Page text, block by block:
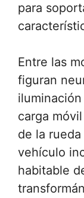
para
Entre las
figuran
carga
de la
vehículo
habitable